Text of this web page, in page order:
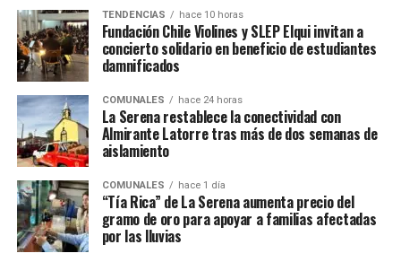
TENDENCIAS hace 10 horas
Fundación Chile Violines y SLEP Elqui invitan a
concierto solidario en beneficio de estudiantes
damnificados
COMUNALES hace 24 horas
La Serena restablece la conectividad con
Almirante Latorre tras más de dos semanas de
aislamiento
COMUNALES hace 1 día
“Tía Rica” de La Serena aumenta precio del
gramo de oro para apoyar a familias afectadas
por las lluvias